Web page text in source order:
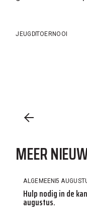
JEUGDTOERNOOI
MEER
ALGEMEEN5
Hulp nodig in de
augustus.